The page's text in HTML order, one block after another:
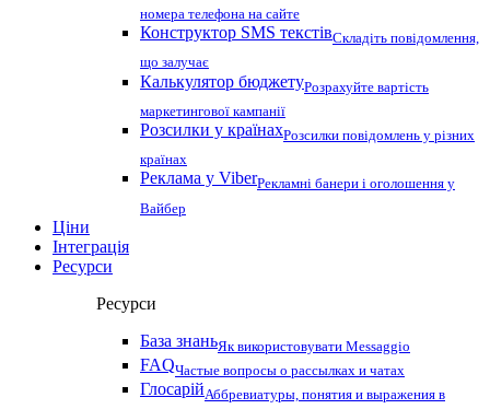
номера телефона на сайте
Конструктор SMS текстівСкладіть повідомлення,
що залучає
Калькулятор бюджетуРозрахуйте вартість
маркетингової кампанії
Розсилки у країнахРозсилки повідомлень у різних
країнах
Реклама у ViberРекламні банери і оголошення у
Вайбер
Ціни
Інтеграція
Ресурси
Ресурси
База знаньЯк використовувати Messaggio
FAQЧастые вопросы о рассылках и чатах
ГлосарійАббревиатуры, понятия и выражения в